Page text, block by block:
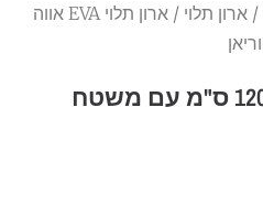
/ ארון תלוי
/ ארון תלוי EVA אווה
ארון תלוי EVA אווה 120 ס"מ עם משטח